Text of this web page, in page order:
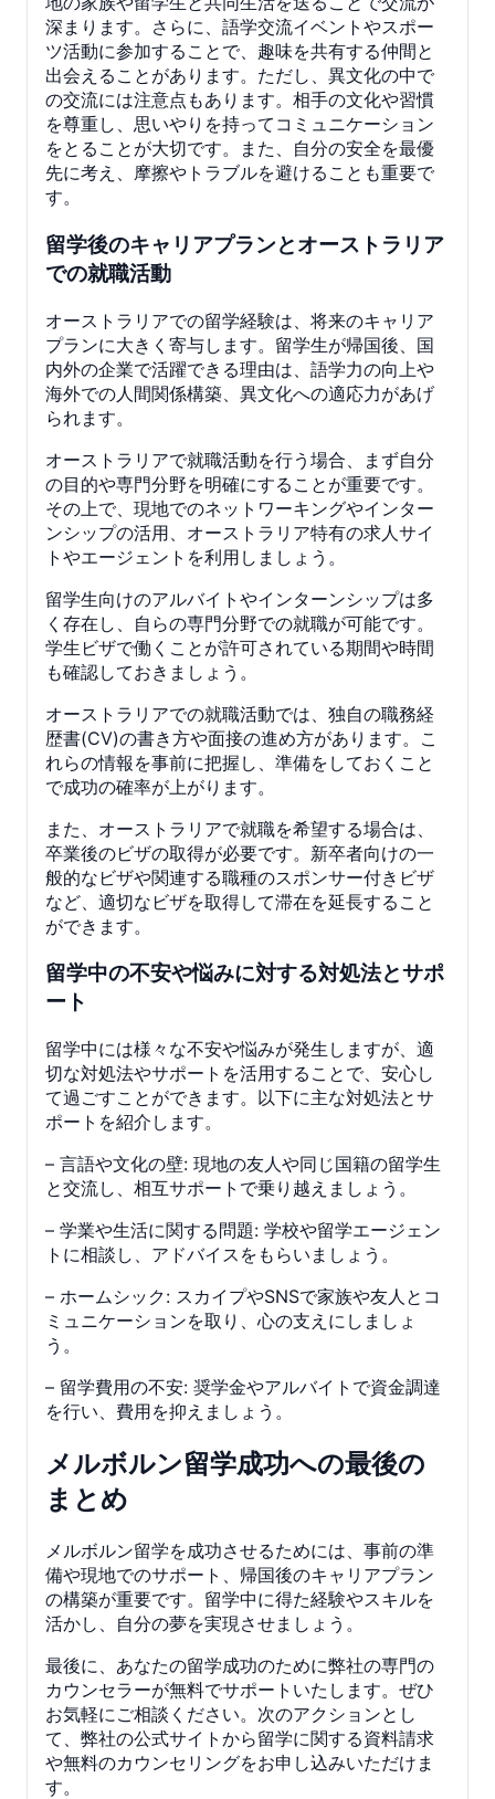
深まります。さらに、語学交流イベントやスポー
ツ活動に参加することで、趣味を共有する仲間と
出会えることがあります。ただし、異文化の中で
の交流には注意点もあります。相手の文化や習慣
を尊重し、思いやりを持ってコミュニケーション
をとることが大切です。また、自分の安全を最優
先に考え、摩擦やトラブルを避けることも重要で
す。
留学後のキャリアプランとオーストラリア
での就職活動
オーストラリアでの留学経験は、将来のキャリア
プランに大きく寄与します。留学生が帰国後、国
内外の企業で活躍できる理由は、語学力の向上や
海外での人間関係構築、異文化への適応力があげ
られます。
オーストラリアで就職活動を行う場合、まず自分
の目的や専門分野を明確にすることが重要です。
その上で、現地でのネットワーキングやインター
ンシップの活用、オーストラリア特有の求人サイ
トやエージェントを利用しましょう。
留学生向けのアルバイトやインターンシップは多
く存在し、自らの専門分野での就職が可能です。
学生ビザで働くことが許可されている期間や時間
も確認しておきましょう。
オーストラリアでの就職活動では、独自の職務経
歴書(CV)の書き方や面接の進め方があります。こ
れらの情報を事前に把握し、準備をしておくこと
で成功の確率が上がります。
また、オーストラリアで就職を希望する場合は、
卒業後のビザの取得が必要です。新卒者向けの一
般的なビザや関連する職種のスポンサー付きビザ
など、適切なビザを取得して滞在を延長すること
ができます。
留学中の不安や悩みに対する対処法とサポ
ート
留学中には様々な不安や悩みが発生しますが、適
切な対処法やサポートを活用することで、安心し
て過ごすことができます。以下に主な対処法とサ
ポートを紹介します。
– 言語や文化の壁: 現地の友人や同じ国籍の留学生
と交流し、相互サポートで乗り越えましょう。
– 学業や生活に関する問題: 学校や留学エージェン
トに相談し、アドバイスをもらいましょう。
– ホームシック: スカイプやSNSで家族や友人とコ
ミュニケーションを取り、心の支えにしましょ
う。
– 留学費用の不安: 奨学金やアルバイトで資金調達
を行い、費用を抑えましょう。
メルボルン留学成功への最後の
まとめ
メルボルン留学を成功させるためには、事前の準
備や現地でのサポート、帰国後のキャリアプラン
の構築が重要です。留学中に得た経験やスキルを
活かし、自分の夢を実現させましょう。
最後に、あなたの留学成功のために弊社の専門の
カウンセラーが無料でサポートいたします。ぜひ
お気軽にご相談ください。次のアクションとし
て、弊社の公式サイトから留学に関する資料請求
や無料のカウンセリングをお申し込みいただけま
す。